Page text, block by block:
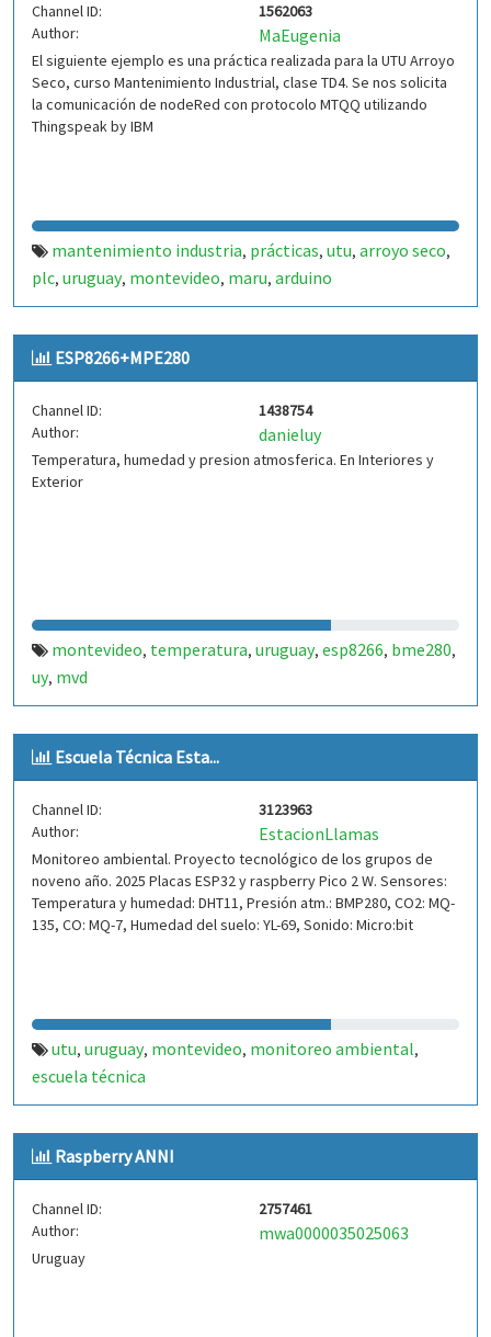
Channel ID:
1562063
Author:
MaEugenia
El siguiente ejemplo es una práctica realizada para la UTU Arroyo
Seco, curso Mantenimiento Industrial, clase TD4. Se nos solicita
la comunicación de nodeRed con protocolo MTQQ utilizando
Thingspeak by IBM
mantenimiento industria, prácticas, utu, arroyo seco,
plc, uruguay, montevideo, maru, arduino
ESP8266+MPE280
Channel ID:
1438754
Author:
danieluy
Temperatura, humedad y presion atmosferica. En Interiores y
Exterior
montevideo, temperatura, uruguay, esp8266, bme280,
uy, mvd
Escuela Técnica Esta...
Channel ID:
3123963
Author:
EstacionLlamas
Monitoreo ambiental. Proyecto tecnológico de los grupos de
noveno año. 2025 Placas ESP32 y raspberry Pico 2 W. Sensores:
Temperatura y humedad: DHT11, Presión atm.: BMP280, CO2: MQ-
135, CO: MQ-7, Humedad del suelo: YL-69, Sonido: Micro:bit
utu, uruguay, montevideo, monitoreo ambiental,
escuela técnica
Raspberry ANNI
Channel ID:
2757461
Author:
mwa0000035025063
Uruguay